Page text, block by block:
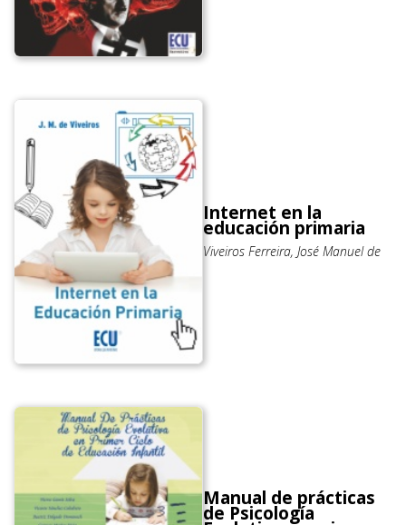
Internet en la
educación primaria
Viveiros Ferreira, José Manuel de
Manual de prácticas
de Psicología